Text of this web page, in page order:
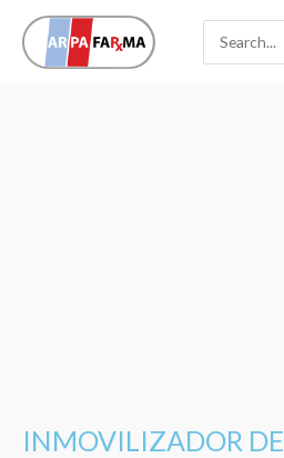
contenido
for:
INMOVILIZADOR